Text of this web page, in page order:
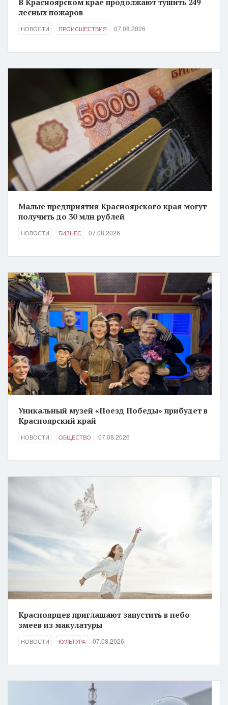
В Красноярском крае продолжают тушить 249
лесных пожаров
НОВОСТИ ПРОИСШЕСТВИЯ 07.08.2026
Малые предприятия Красноярского края могут
получить до 30 млн рублей
НОВОСТИ БИЗНЕС 07.08.2026
Уникальный музей «Поезд Победы» прибудет в
Красноярский край
НОВОСТИ ОБЩЕСТВО 07.08.2026
Красноярцев приглашают запустить в небо
змеев из макулатуры
НОВОСТИ КУЛЬТУРА 07.08.2026